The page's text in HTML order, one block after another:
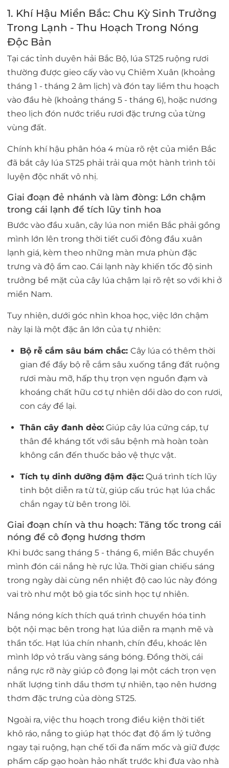
1. Khí Hậu Miền Bắc: Chu Kỳ Sinh Trưởng
Trong Lạnh - Thu Hoạch Trong Nóng
Độc Bản
Tại các tỉnh duyên hải Bắc Bộ, lúa ST25 ruộng rươi
thường được gieo cấy vào vụ Chiêm Xuân (khoảng
tháng 1 - tháng 2 âm lịch) và đón tay liềm thu hoạch
vào đầu hè (khoảng tháng 5 - tháng 6), hoặc nương
theo lịch đón nước triều rươi đặc trưng của từng
vùng đất.
Chính khí hậu phân hóa 4 mùa rõ rệt của miền Bắc
đã bắt cây lúa ST25 phải trải qua một hành trình tôi
luyện độc nhất vô nhị.
Giai đoạn đẻ nhánh và làm đòng: Lớn chậm
trong cái lạnh để tích lũy tinh hoa
Bước vào đầu xuân, cây lúa non miền Bắc phải gồng
mình lớn lên trong thời tiết cuối đông đầu xuân
lạnh giá, kèm theo những màn mưa phùn đặc
trưng và độ ẩm cao. Cái lạnh này khiến tốc độ sinh
trưởng bề mặt của cây lúa chậm lại rõ rệt so với khi ở
miền Nam.
Tuy nhiên, dưới góc nhìn khoa học, việc lớn chậm
này lại là một đặc ân lớn của tự nhiên:
Bộ rễ cắm sâu bám chắc: Cây lúa có thêm thời
gian để đẩy bộ rễ cắm sâu xuống tầng đất ruộng
rươi màu mỡ, hấp thụ trọn vẹn nguồn đạm và
khoáng chất hữu cơ tự nhiên dồi dào do con rươi,
con cáy để lại.
Thân cây đanh dẻo: Giúp cây lúa cứng cáp, tự
thân đề kháng tốt với sâu bệnh mà hoàn toàn
không cần đến thuốc bảo vệ thực vật.
Tích tụ dinh dưỡng đậm đặc: Quá trình tích lũy
tinh bột diễn ra từ từ, giúp cấu trúc hạt lúa chắc
chắn ngay từ bên trong lõi.
Giai đoạn chín và thu hoạch: Tăng tốc trong cái
nóng để cô đọng hương thơm
Khi bước sang tháng 5 - tháng 6, miền Bắc chuyển
mình đón cái nắng hè rực lửa. Thời gian chiếu sáng
trong ngày dài cùng nền nhiệt độ cao lúc này đóng
vai trò như một bộ gia tốc sinh học tự nhiên.
Nắng nóng kích thích quá trình chuyển hóa tinh
bột nội mạc bên trong hạt lúa diễn ra mạnh mẽ và
thần tốc. Hạt lúa chín nhanh, chín đều, khoác lên
mình lớp vỏ trấu vàng sáng bóng. Đồng thời, cái
nắng rực rỡ này giúp cô đọng lại một cách trọn vẹn
nhất lượng tinh dầu thơm tự nhiên, tạo nên hương
thơm đặc trưng của dòng ST25.
Ngoài ra, việc thu hoạch trong điều kiện thời tiết
khô ráo, nắng to giúp hạt thóc đạt độ ẩm lý tưởng
ngay tại ruộng, hạn chế tối đa nấm mốc và giữ được
phẩm cấp gạo hoàn hảo nhất trước khi đưa vào nhà